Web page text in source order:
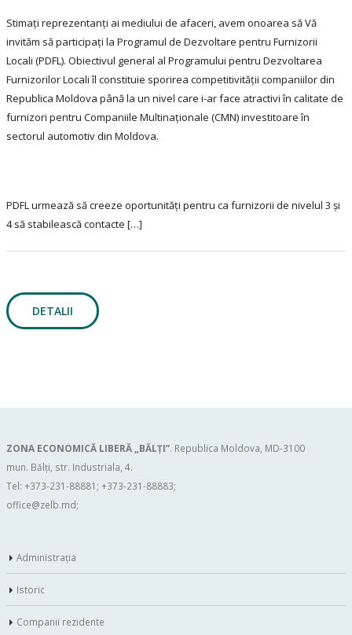
Stimați reprezentanți ai mediului de afaceri, avem onoarea să Vă
invităm să participați la Programul de Dezvoltare pentru Furnizorii
Locali (PDFL). Obiectivul general al Programului pentru Dezvoltarea
Furnizorilor Locali îl constituie sporirea competitivității companiilor din
Republica Moldova până la un nivel care i-ar face atractivi în calitate de
furnizori pentru Companiile Multinaționale (CMN) investitoare în
sectorul automotiv din Moldova.
PDFL urmează să creeze oportunități pentru ca furnizorii de nivelul 3 și
4 să stabilească contacte […]
DETALII
ZONA ECONOMICĂ LIBERĂ „BĂLŢI”. Republica Moldova, MD-3100
mun. Bălți, str. Industriala, 4.
Tel: +373-231-88881; +373-231-88883;
office@zelb.md;
Administraţia
Istoric
Companii rezidente